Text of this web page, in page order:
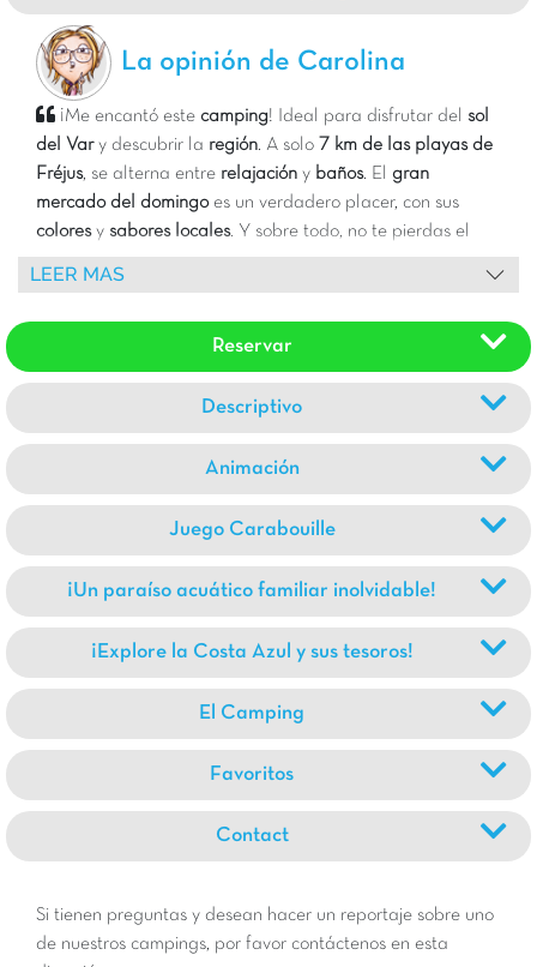
La opinión de Carolina
¡Me encantó este camping! Ideal para disfrutar del sol
del Vary descubrir la región . A solo 7 km de las playas de
Fréjus, se alterna entre relajación y baños. El gran
mercado del domingoes un verdadero placer, con sus
coloresy sabores locales. Y sobre todo, no te pierdas el
Cap Dramont: unpaisaje de postalcon suscalasy sus
LEER MAS
Reservar
Descriptivo
Animación
Juego Carabouille
¡Un paraíso acuático familiar inolvidable!
¡Explore la Costa Azul y sus tesoros!
El Camping
Favoritos
Contact
Si tienen preguntas y desean hacer un reportaje sobre uno
de nuestros campings, por favor contáctenos en esta